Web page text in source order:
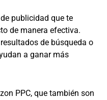
publicidad que te
de manera efectiva.
de búsqueda o
a ganar más
PPC, que también son